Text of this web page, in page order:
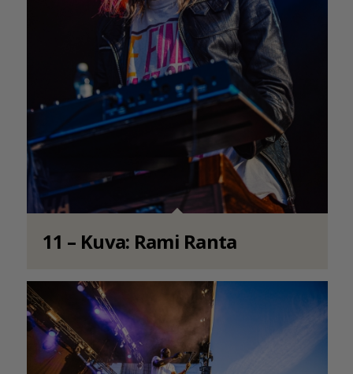
11 – Kuva: Rami Ranta